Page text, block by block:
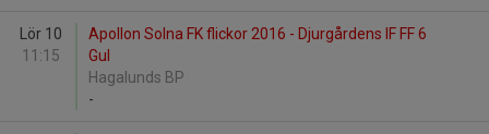
Lör 10
11:15
Apollon Solna FK flickor 2016 - Djurgårdens IF FF 6
Gul
Hagalunds BP
-